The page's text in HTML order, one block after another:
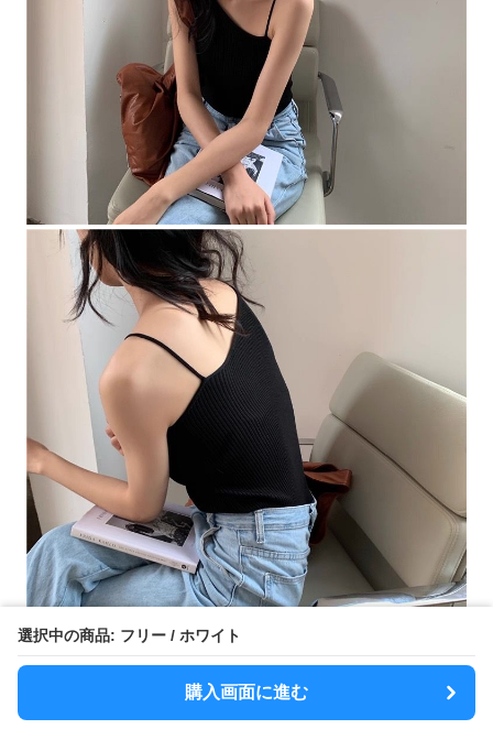
選択中の商品: フリー / ホワイト
購入画面に進む